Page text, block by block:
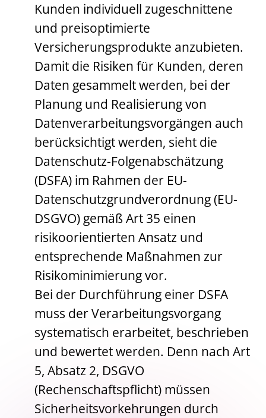
Kunden individuell zugeschnittene
und preisoptimierte
Versicherungsprodukte anzubieten.
Damit die Risiken für Kunden, deren
Daten gesammelt werden, bei der
Planung und Realisierung von
Datenverarbeitungsvorgängen auch
berücksichtigt werden, sieht die
Datenschutz-Folgenabschätzung
(DSFA) im Rahmen der EU-
Datenschutzgrundverordnung (EU-
DSGVO) gemäß Art 35 einen
risikoorientierten Ansatz und
entsprechende Maßnahmen zur
Risikominimierung vor.
Bei der Durchführung einer DSFA
muss der Verarbeitungsvorgang
systematisch erarbeitet, beschrieben
und bewertet werden. Denn nach Art
5, Absatz 2, DSGVO
(Rechenschaftspflicht) müssen
Sicherheitsvorkehrungen durch